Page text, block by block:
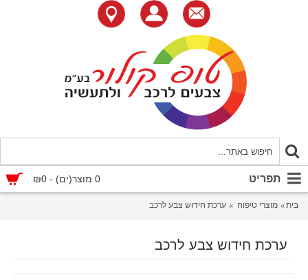
0 מוצר(ים) - ₪0 תפריט
בית מוצרי טיפוח ערכת חידוש צבע לרכב
ערכת חידוש צבע לרכב